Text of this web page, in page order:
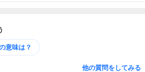
意味は？
他の質問をしてみる